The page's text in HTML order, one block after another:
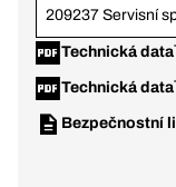
209237 Servisní
Technická data
Technická data
Bezpečnostní